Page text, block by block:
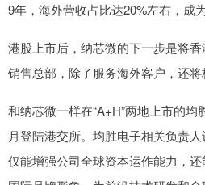
9年，海外营收占比达20%左右，成
港股上市后，纳芯微的下一步是将
销售总部，除了服务海外客户，还将
和纳芯微一样在“A+H”两地上市的均
月登陆港交所。均胜电子相关负责
仅能增强公司全球资本运作能力，